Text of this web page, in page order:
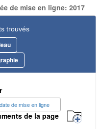
de mise en ligne: 2017
trouvés
date de mise en ligne
de la page